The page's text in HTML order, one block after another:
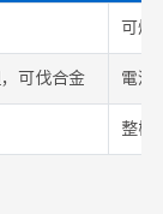
可焊
可伐合金 電流
整機